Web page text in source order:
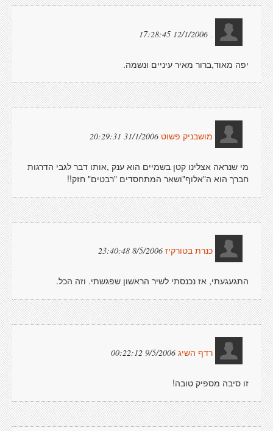
12/1/2006 17:28:45
יפה מאוד,ברור מאיר עיניים ונשמה.
מושבניק פשוט 31/1/2006 20:29:31
מי שנראה אצלינו קטן בשמיים הוא ענק ,אותו דבר לגבי הדרגות
חברך הוא ה"אלוף"ושאר המתחסדים "רבטים" חזק!!
כנרת בטורקיז 8/5/2006 23:40:48
התגעגעתי, אז נכנסתי לשיר הראשון שפגשתי. וזה הכל.
רדף השיג 9/5/2006 00:22:12
זו סיבה מספיק טובה!